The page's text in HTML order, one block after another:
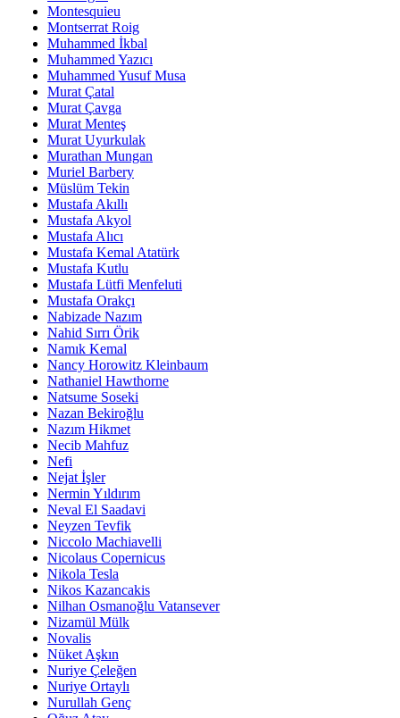
Montesquieu
Montserrat Roig
Muhammed İkbal
Muhammed Yazıcı
Muhammed Yusuf Musa
Murat Çatal
Murat Çavga
Murat Menteş
Murat Uyurkulak
Murathan Mungan
Muriel Barbery
Müslüm Tekin
Mustafa Akıllı
Mustafa Akyol
Mustafa Alıcı
Mustafa Kemal Atatürk
Mustafa Kutlu
Mustafa Lütfi Menfeluti
Mustafa Orakçı
Nabizade Nazım
Nahid Sırrı Örik
Namık Kemal
Nancy Horowitz Kleinbaum
Nathaniel Hawthorne
Natsume Soseki
Nazan Bekiroğlu
Nazım Hikmet
Necib Mahfuz
Nefi
Nejat İşler
Nermin Yıldırım
Neval El Saadavi
Neyzen Tevfik
Niccolo Machiavelli
Nicolaus Copernicus
Nikola Tesla
Nikos Kazancakis
Nilhan Osmanoğlu Vatansever
Nizamül Mülk
Novalis
Nüket Aşkın
Nuriye Çeleğen
Nuriye Ortaylı
Nurullah Genç